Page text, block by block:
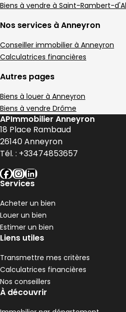
190 000 €
Pélussin - 42410
Maison • 4 pièces • 90 m²
DPE :
G 3 chambres
,
de village 80 m²
Aller à l'image1
Aller à l'image2
Aller à l'image3
Aller à l'image4
Aller à l'image5
120 000 €
Biens à vendre à Saint-Rambert-
Nos services à Anneyron
Conseiller immobilier à Anneyron
Calculatrices financières
Autres pages
Biens à louer à Anneyron
Biens à vendre Drôme
APImmobilier Anneyron
18 Place Rambaud
26140Anneyron
Tél. : +33474853657
facebook
instagram
linkedin
Services
Acheter un bien
Louer un bien
Estimer un bien
Liens utiles
Transmettre mes critères
Calculatrices financières
Nos conseillers
À découvrir